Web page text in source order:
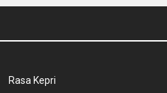
Rasa Kepri